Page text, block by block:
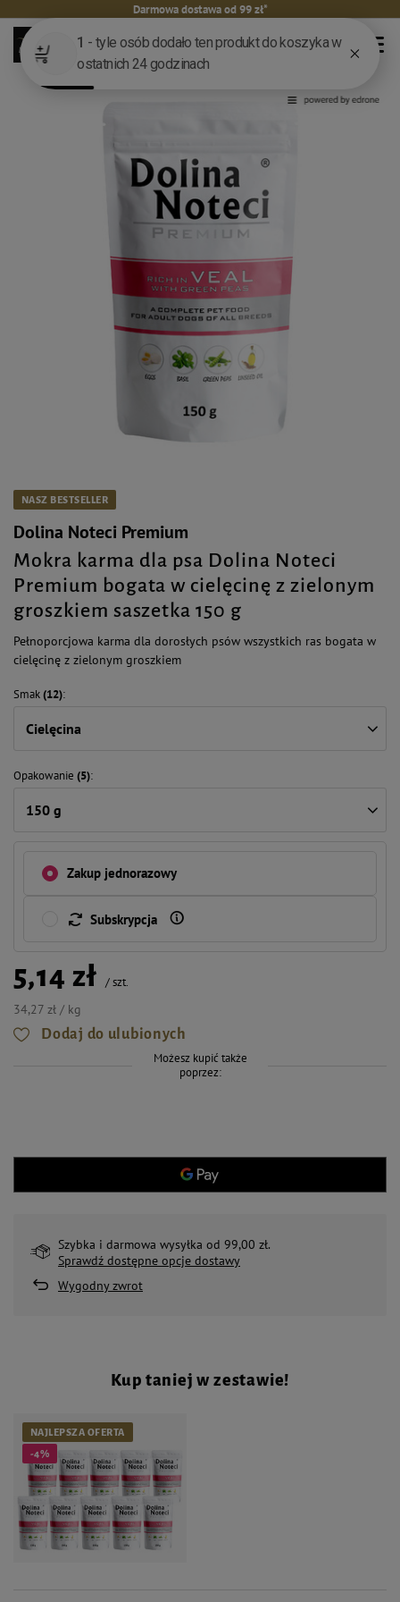
Darmowa dostawa od 99 zł*
NASZ BESTSELLER
Dolina Noteci Premium
Mokra karma dla psa Dolina Noteci
Premium bogata w cielęcinę z zielonym
groszkiem saszetka 150 g
Pełnoporcjowa karma dla dorosłych psów wszystkich ras bogata w
cielęcinę z zielonym groszkiem
Smak(12)
Cielęcina
Opakowanie (5)
150 g
Zakup jednorazowy
Subskrypcja
5,14 zł /szt.
34,27 zł / kg
Dodaj do ulubionych
Możesz kupić także
poprzez:
Szybka i darmowa wysyłka od 99,00 zł.
Sprawdź dostępne opcje dostawy
Wygodny zwrot
Kup taniej w zestawie!
NAJLEPSZA OFERTA
-4%